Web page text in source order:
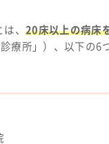
、 20床以上の病床
療所」）、以下の6